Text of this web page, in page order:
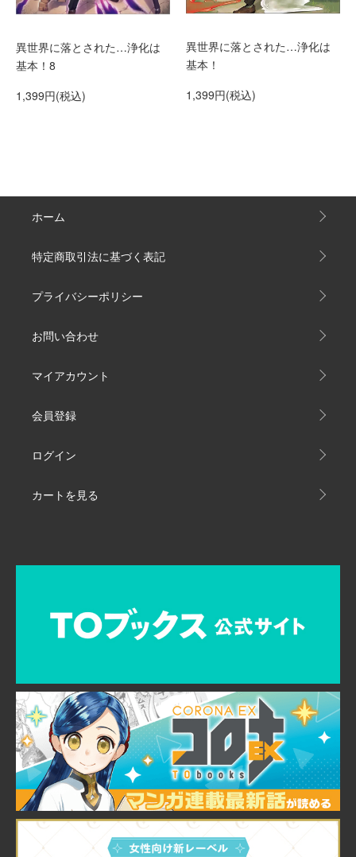
異世界に落とされた…浄化は
基本！8
1,399円(税込)
異世界に落とされた…浄化は
基本！
1,399円(税込)
ホーム
特定商取引法に基づく表記
プライバシーポリシー
お問い合わせ
マイアカウント
会員登録
ログイン
カートを見る